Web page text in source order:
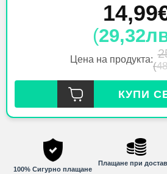
14,99
(29,32
Цена на продукта:
(
КУПИ
100% Сигурно плащане
Плащане при